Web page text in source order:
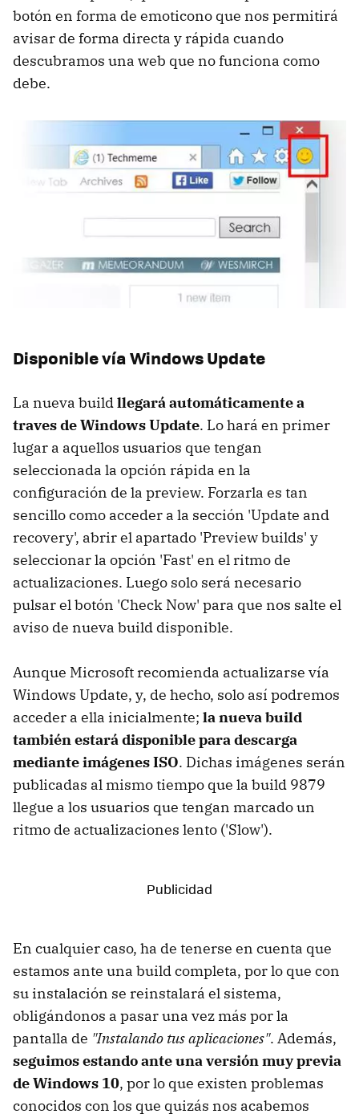
botón en forma de emoticono que nos permitirá
avisar de forma directa y rápida cuando
descubramos una web que no funciona como
debe.
Disponible vía Windows Update
La nueva buildllegará automáticamente a
traves de Windows Update. Lo hará en primer
lugar a aquellos usuarios que tengan
seleccionada la opción rápida en la
configuración de la preview. Forzarla es tan
sencillo como acceder a la sección 'Update and
recovery', abrir el apartado 'Preview builds' y
seleccionar la opción 'Fast' en el ritmo de
actualizaciones. Luego solo será necesario
pulsar el botón 'Check Now' para que nos salte el
aviso de nueva build disponible.
Aunque Microsoft recomienda actualizarse vía
Windows Update, y, de hecho, solo así podremos
acceder a ella inicialmente; la nueva build
también estará disponible para descarga
mediante imágenes ISO. Dichas imágenes serán
publicadas al mismo tiempo que la build 9879
llegue a los usuarios que tengan marcado un
ritmo de actualizaciones lento ('Slow').
En cualquier caso, ha de tenerse en cuenta que
estamos ante una build completa, por lo que con
su instalación se reinstalará el sistema,
obligándonos a pasar una vez más por la
pantalla de "Instalando tus aplicaciones". Además,
seguimos estando ante una versión muy previa
de Windows 10, por lo que existen problemas
conocidos con los que quizás nos acabemos